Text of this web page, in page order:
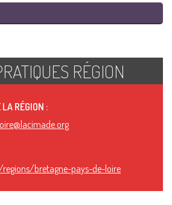
RÉGION
LA RÉGION :
bretagne-pays-de-loire